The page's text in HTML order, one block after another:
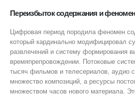
Переизбыток содержания и
Цифровая период породила феномен
который кардинально модифицировал
развлечений и систему формирования
времяпрепровождении. Потоковые
тысяч фильмов и телесериалов, аудио
множество композиций, а ресурсы
множеством часов нового материала.